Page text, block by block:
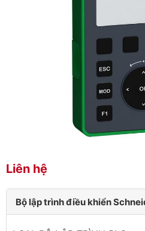
Liên hệ
Bộ lập trình điều khiển